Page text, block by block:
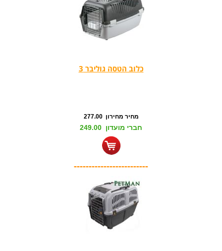
כלוב הטסה גוליבר 3
מחיר מחירון 277.00
חברי מועדון 249.00
-------------------------